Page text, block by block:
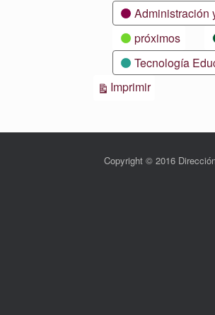
CategoríasAdministración
próximos
Tecnología
ImprimirVistas
Copyright © 2016